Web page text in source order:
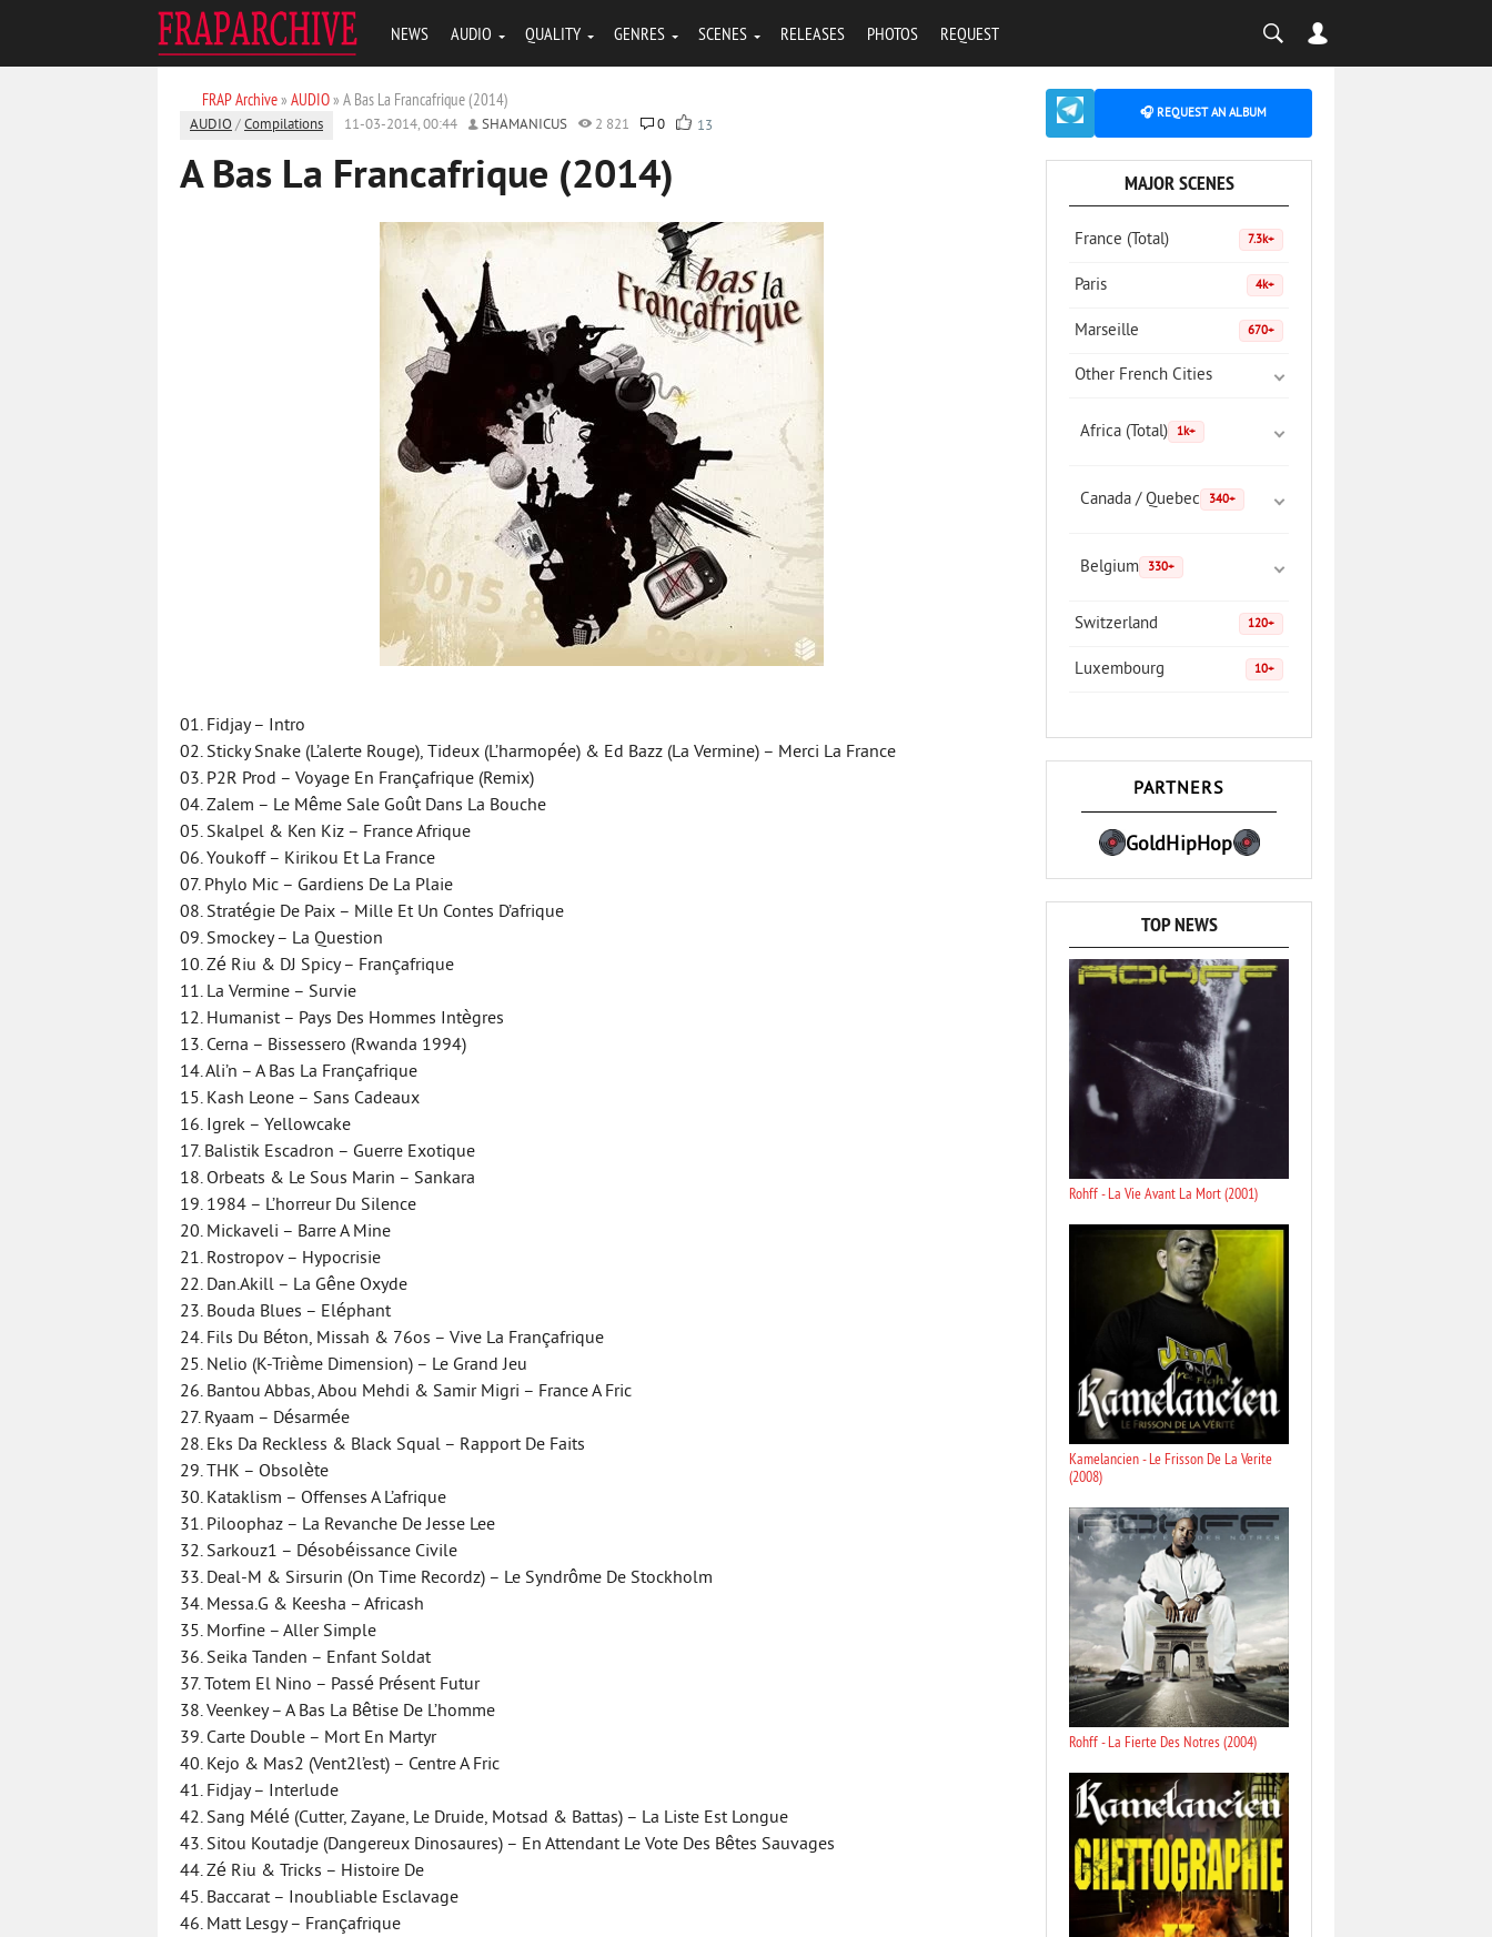
NEWS AUDIO QUALITY GENRES SCENES RELEASES PHOTOS REQUEST
FRAP Archive» AUDIO» A Bas La Franсafrique (2014)
AUDIO /Compilations 11-03-2014, 00:44 SHAMANICUS 2 821 0 13
A Bas La Franсafrique (2014)
01. Fidjay – Intro
02. Sticky Snake (L’alerte Rouge), Tideux (L’harmopée) & Ed Bazz (La Vermine) – Merci La France
03. P2R Prod – Voyage En Françafrique (Remix)
04. Zalem – Le Même Sale Goût Dans La Bouche
05. Skalpel & Ken Kiz – France Afrique
06. Youkoff – Kirikou Et La France
07. Phylo Mic – Gardiens De La Plaie
08. Stratégie De Paix – Mille Et Un Contes D’afrique
09. Smockey – La Question
10. Zé Riu & DJ Spicy – Françafrique
11. La Vermine – Survie
12. Humanist – Pays Des Hommes Intègres
13. Cerna – Bissessero (Rwanda 1994)
14. Ali’n – A Bas La Françafrique
15. Kash Leone – Sans Cadeaux
16. Igrek – Yellowcake
17. Balistik Escadron – Guerre Exotique
18. Orbeats & Le Sous Marin – Sankara
19. 1984 – L’horreur Du Silence
20. Mickaveli – Barre A Mine
21. Rostropov – Hypocrisie
22. Dan.Akill – La Gêne Oxyde
23. Bouda Blues – Eléphant
24. Fils Du Béton, Missah & 76os – Vive La Françafrique
25. Nelio (K-Trième Dimension) – Le Grand Jeu
26. Bantou Abbas, Abou Mehdi & Samir Migri – France A Fric
27. Ryaam – Désarmée
28. Eks Da Reckless & Black Squal – Rapport De Faits
29. THK – Obsolète
30. Kataklism – Offenses A L’afrique
31. Piloophaz – La Revanche De Jesse Lee
32. Sarkouz1 – Désobéissance Civile
33. Deal-M & Sirsurin (On Time Recordz) – Le Syndrôme De Stockholm
34. Messa.G & Keesha – Africash
35. Morfine – Aller Simple
36. Seika Tanden – Enfant Soldat
37. Totem El Nino – Passé Présent Futur
38. Veenkey – A Bas La Bêtise De L’homme
39. Carte Double – Mort En Martyr
40. Kejo & Mas2 (Vent2l’est) – Centre A Fric
41. Fidjay – Interlude
42. Sang Mélé (Cutter, Zayane, Le Druide, Motsad & Battas) – La Liste Est Longue
43. Sitou Koutadje (Dangereux Dinosaures) – En Attendant Le Vote Des Bêtes Sauvages
44. Zé Riu & Tricks – Histoire De
45. Baccarat – Inoubliable Esclavage
46. Matt Lesgy – Françafrique
🎧 REQUEST AN ALBUM
MAJOR SCENES
France (Total) 7.3k+
Paris 4k+
Marseille 670+
Other French Cities
Africa (Total) 1k+
Canada / Quebec 340+
Belgium 330+
Switzerland 120+
Luxembourg 10+
PARTNERS
GoldHipHop
TOP NEWS
Rohff - La Vie Avant La Mort (2001)
Kamelancien - Le Frisson De La Verite
(2008)
Rohff - La Fierte Des Notres (2004)